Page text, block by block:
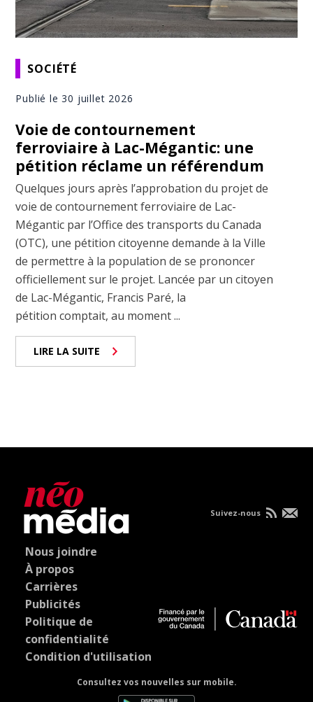
SOCIÉTÉ
Publié le 30 juillet 2026
Voie de contournement
ferroviaire à Lac-Mégantic: une
pétition réclame un référendum
Quelques jours après l’approbation du projet de
voie de contournement ferroviaire de Lac-
Mégantic par l’Office des transports du Canada
(OTC), une pétition citoyenne demande à la Ville
de permettre à la population de se prononcer
officiellement sur le projet. Lancée par un citoyen
de Lac-Mégantic, Francis Paré, la
pétition comptait, au moment ...
LIRE LA SUITE
Nous joindre
À propos
Carrières
Publicités
Politique de
confidentialité
Condition d'utilisation
Consultez vos nouvelles sur mobile.
Suivez-nous